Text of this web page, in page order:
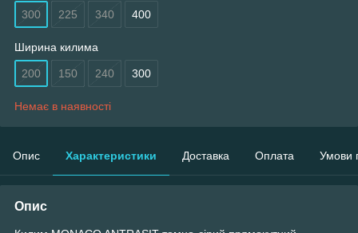
300 225 340 400
Ширина килима
200 150 240 300
Немає в наявності
Опис Характеристики Доставка Оплата Умови
Опис